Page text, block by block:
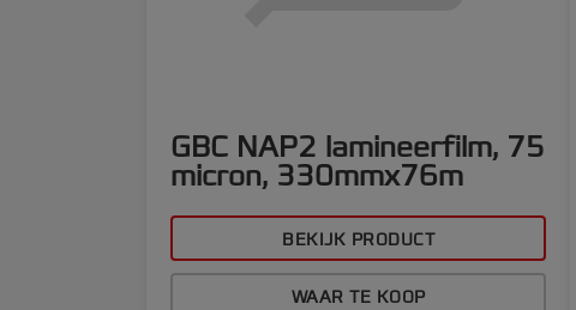
GBC NAP2 lamineerfilm, 75
micron, 330mmx76m
BEKIJK PRODUCT
WAAR TE KOOP